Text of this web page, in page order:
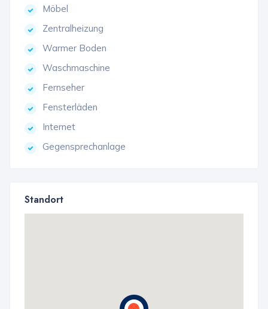
Möbel
Zentralheizung
Warmer Boden
Waschmaschine
Fernseher
Fensterläden
Internet
Gegensprechanlage
Standort